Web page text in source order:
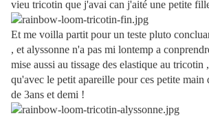
vieu tricotin que j'avai can j'aité une petite
Et me voilla partit pour un teste pluto
, et alyssonne n'a pas mi lontemp a
mise aussi au tissage des elastique au
qu'avec le petit apareille pour ces petite main
de 3ans et demi !